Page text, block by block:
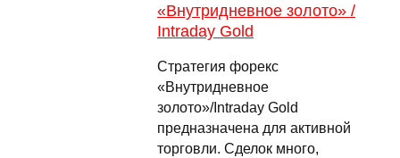
«Внутридневное золото» /
Intraday Gold
Стратегия форекс
«Внутридневное
золото»/Intraday Gold
предназначена для активной
торговли. Сделок много,